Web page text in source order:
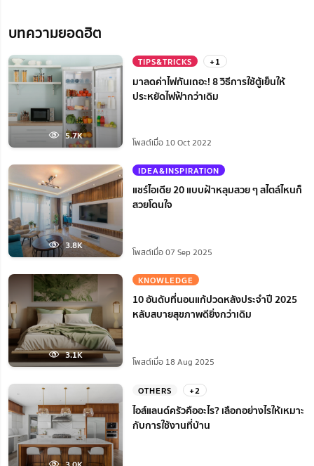
บทความยอดฮิต
5.7K
TIPS&TRICKS +1
มาลดค่าไฟกันเถอะ! 8 วิธีการใช้ตู้เย็นให้
ประหยัดไฟฟ้ากว่าเดิม
โพสต์เมื่อ 10 Oct 2022
3.8K
IDEA&INSPIRATION
แชร์ไอเดีย 20 แบบฝ้าหลุมสวย ๆ สไตล์ไหนก็
สวยโดนใจ
โพสต์เมื่อ 07 Sep 2025
3.1K
KNOWLEDGE
10 อันดับที่นอนแก้ปวดหลังประจำปี 2025
หลับสบายสุขภาพดียิ่งกว่าเดิม
โพสต์เมื่อ 18 Aug 2025
OTHERS +2
ไอส์แลนด์ครัวคืออะไร? เลือกอย่างไรให้เหมาะ
กับการใช้งานที่บ้าน